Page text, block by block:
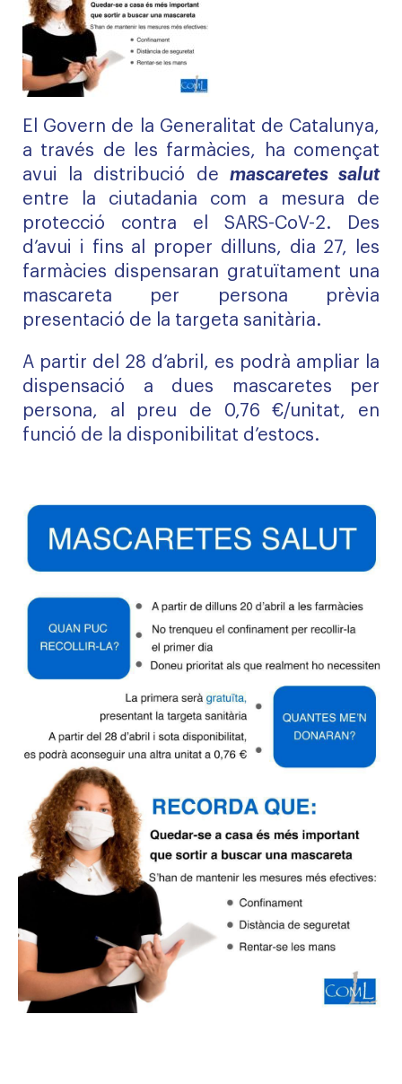
El Govern de la Generalitat de Catalunya,
a través de les farmàcies, ha començat
avui la distribució de mascaretes salut
entre la ciutadania com a mesura de
protecció contra el SARS-CoV-2. Des
d’avui i fins al proper dilluns, dia 27, les
farmàcies dispensaran gratuïtament una
mascareta per persona prèvia
presentació de la targeta sanitària.
A partir del 28 d’abril, es podrà ampliar la
dispensació a dues mascaretes per
persona, al preu de 0,76 €/unitat, en
funció de la disponibilitat d’estocs.